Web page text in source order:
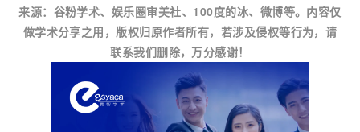
来源： 谷粉学术、娱乐圈审美社、100度的冰、微博等。内容仅
做学术分享之用，版权归原作者所有，若涉及侵权等行为，请
联系我们删除，万分感谢！